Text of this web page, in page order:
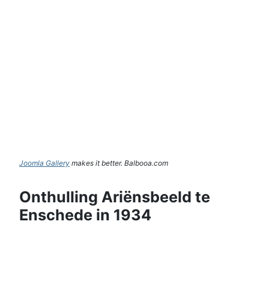
Joomla Gallery makes it better. Balbooa.com
Onthulling Ariënsbeeld te
Enschede in 1934